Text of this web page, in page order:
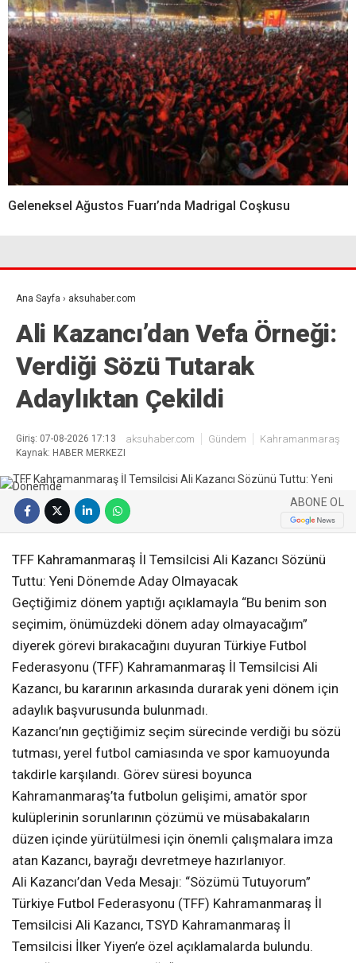
Geleneksel Ağustos Fuarı’nda Madrigal Coşkusu
Ana Sayfa › aksuhaber.com
Ali Kazancı’dan Vefa Örneği:
Verdiği Sözü Tutarak
Adaylıktan Çekildi
Giriş: 07-08-2026 17:13
Kaynak: HABER MERKEZI
aksuhaber.com Gündem Kahramanmaraş
ABONE OL
TFF Kahramanmaraş İl Temsilcisi Ali Kazancı Sözünü
Tuttu: Yeni Dönemde Aday Olmayacak
Geçtiğimiz dönem yaptığı açıklamayla “Bu benim son
seçimim, önümüzdeki dönem aday olmayacağım”
diyerek görevi bırakacağını duyuran Türkiye Futbol
Federasyonu (TFF) Kahramanmaraş İl Temsilcisi Ali
Kazancı, bu kararının arkasında durarak yeni dönem için
adaylık başvurusunda bulunmadı.
Kazancı’nın geçtiğimiz seçim sürecinde verdiği bu sözü
tutması, yerel futbol camiasında ve spor kamuoyunda
takdirle karşılandı. Görev süresi boyunca
Kahramanmaraş’ta futbolun gelişimi, amatör spor
kulüplerinin sorunlarının çözümü ve müsabakaların
düzen içinde yürütülmesi için önemli çalışmalara imza
atan Kazancı, bayrağı devretmeye hazırlanıyor.
Ali Kazancı’dan Veda Mesajı: “Sözümü Tutuyorum”
Türkiye Futbol Federasyonu (TFF) Kahramanmaraş İl
Temsilcisi Ali Kazancı, TSYD Kahramanmaraş İl
Temsilcisi İlker Yiyen’e özel açıklamalarda bulundu.